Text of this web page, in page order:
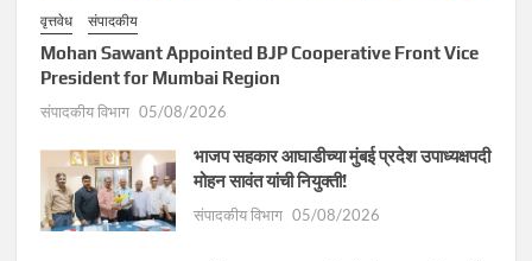
वृत्तवेध संपादकीय
Mohan Sawant Appointed BJP Cooperative Front Vice
President for Mumbai Region
संपादकीय विभाग 05/08/2026
भाजप सहकार आघाडीच्या मुंबई प्रदेश उपाध्यक्षपदी
मोहन सावंत यांची नियुक्ती!
संपादकीय विभाग 05/08/2026